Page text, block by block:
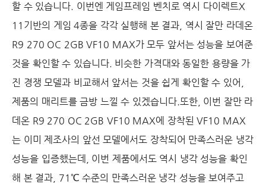
할 수 있습니다. 이번엔 게임프레임 벤치로 역시 다이렉트X
11 기반의 게임 4종을 각각 실행해 본 결과 역시 잘만 라데온
R9 270 OC 2GB VF10 MAX가 모두 앞서는 성능을 보여준
것을 확인할 수 있습니다. 비슷한 가격대와 동일한 용량을 가
진 경쟁 모델과 비교해서 앞서는 것을 쉽게 확인할 수 있어
제품의 매리트를 금방 느낄 수 있겠습니다.또한, 이번 잘만 라
데온 R9 270 OC 2GB VF10 MAX에 장착된 VF10 MAX
는 이미 제조사의 앞선 모델에서도 장착되어 만족스러운 냉각
성능을 입증했는데
이번 제품에서도 역시 냉각 성능을 확인
해 본 결과 , 71 ℃ 수준의 만족스러운 냉각 성능을 보여주고